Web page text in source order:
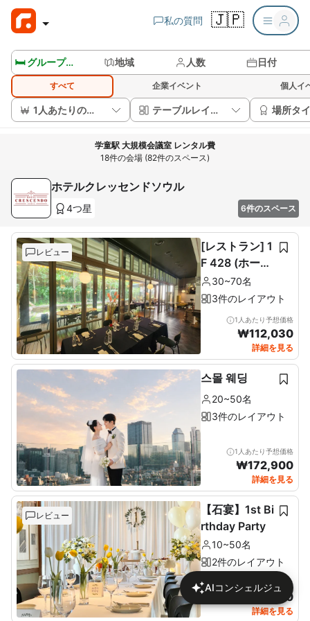
私の質問 🇯🇵
🛏️ グループルームを見る 地域 人数 日付
すべて 企業イベント 個人イ
1人あたりの価格 テーブルレイアウト 場所タ
学童駅 大規模会議室 レンタル費
18件の会場 (82件のスペース)
ホテルクレッセンドソウル
4つ星 6件のスペース
レビュー
[レストラン] 1
F 428 (ホール
60席+ルーム1
0席)
30~70名
3件のレイアウト
1人あたり予想価格
₩112,030
詳細を見る
스몰 웨딩
20~50名
3件のレイアウト
1人あたり予想価格
₩172,900
詳細を見る
レビュー
【石宴】1st Bi
rthday Party
10~50名
2件のレイアウト
1人あたり予想価格
137,680
詳細を見る
AIコンシェルジュ